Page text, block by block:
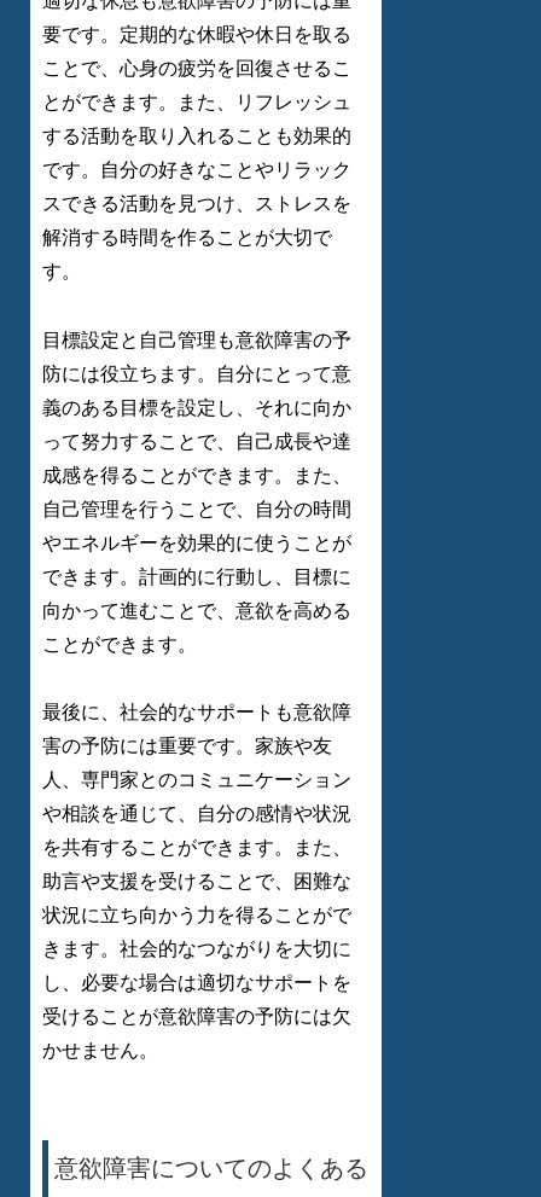
要です。定期的な休暇や休日を取る
ことで、心身の疲労を回復させるこ
とができます。また、リフレッシュ
する活動を取り入れることも効果的
です。自分の好きなことやリラック
スできる活動を見つけ、ストレスを
解消する時間を作ることが大切で
す。
目標設定と自己管理も意欲障害の予
防には役立ちます。自分にとって意
義のある目標を設定し、それに向か
って努力することで、自己成長や達
成感を得ることができます。また、
自己管理を行うことで、自分の時間
やエネルギーを効果的に使うことが
できます。計画的に行動し、目標に
向かって進むことで、意欲を高める
ことができます。
最後に、社会的なサポートも意欲障
害の予防には重要です。家族や友
人、専門家とのコミュニケーション
や相談を通じて、自分の感情や状況
を共有することができます。また、
助言や支援を受けることで、困難な
状況に立ち向かう力を得ることがで
きます。社会的なつながりを大切に
し、必要な場合は適切なサポートを
受けることが意欲障害の予防には欠
かせません。
意欲障害についてのよくある